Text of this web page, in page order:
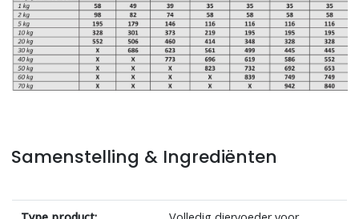
Samenstelling & Ingrediënten